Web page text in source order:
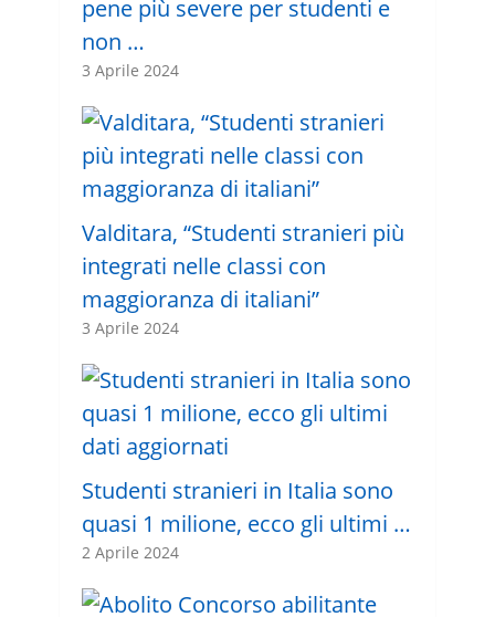
pene più severe per studenti e
non …
3 Aprile 2024
Valditara, “Studenti stranieri più
integrati nelle classi con
maggioranza di italiani”
3 Aprile 2024
Studenti stranieri in Italia sono
quasi 1 milione, ecco gli ultimi …
2 Aprile 2024